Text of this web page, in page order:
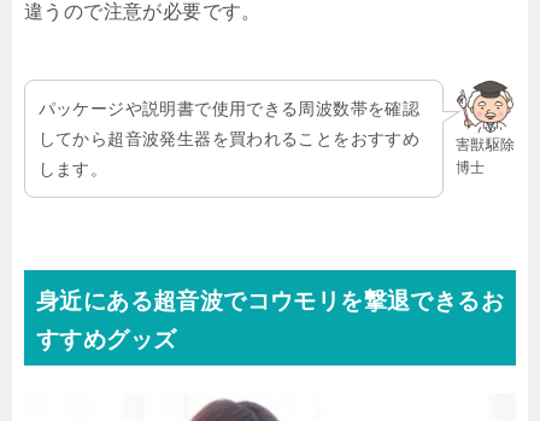
違うので注意が必要です。
害獣駆除
博士
パッケージや説明書で使用できる周波数帯を確認
してから超音波発生器を買われることをおすすめ
します。
身近にある超音波でコウモリを撃退できるお
すすめグッズ